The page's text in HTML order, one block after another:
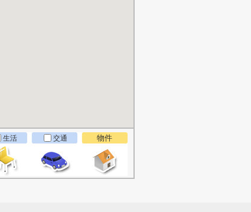
生活 交通 物件